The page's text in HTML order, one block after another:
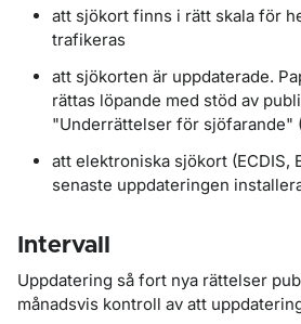
att sjökort finns i rätt skala för
trafikeras
att sjökorten är uppdaterade.
rättas löpande med stöd av
"Underrättelser för sjöfarande"
att elektroniska sjökort (ECDIS,
senaste uppdateringen
Intervall
Uppdatering så fort nya rättelser
månadsvis kontroll av att